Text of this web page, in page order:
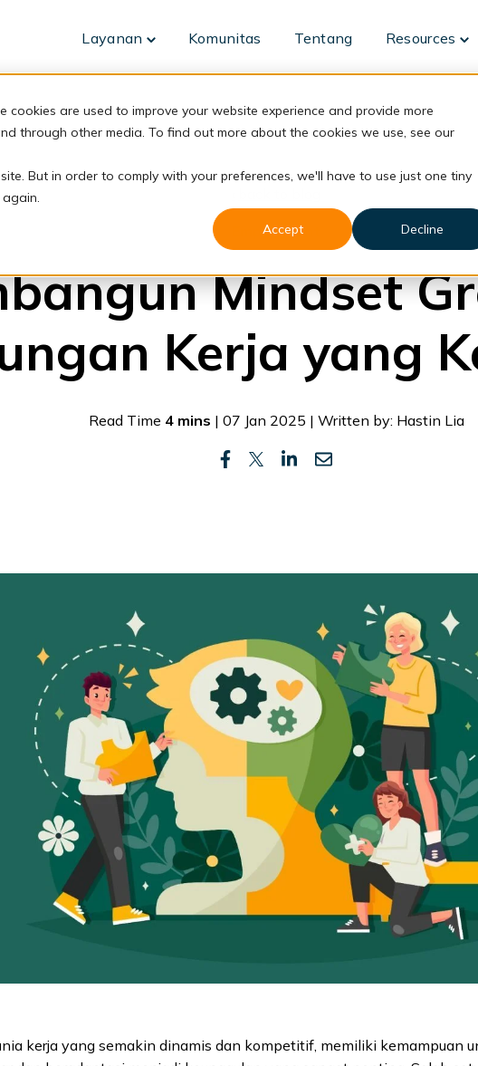
cookies are used to improve your website experience and provide more
through other media. To find out more about the cookies we use, see our
But in order to comply with your preferences, we'll have to use just one tiny
Accept
Decline
Layanan
Toggle Komunitas Tentang Resources
Employment
Mindset
Kerja yang
Read Time 4 mins | 07 Jan 2025 | Written by: Hastin Lia
kerja yang semakin dinamis dan kompetitif, memiliki kemampuan